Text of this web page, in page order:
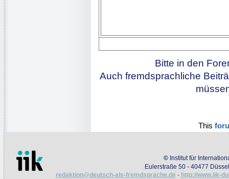
Bitte in den
Auch fremdsprachliche
This
© Institut für
Eulerstraße 50 - 40477
redaktion@deutsch-als-fremdsprache.de - http://www.iik-